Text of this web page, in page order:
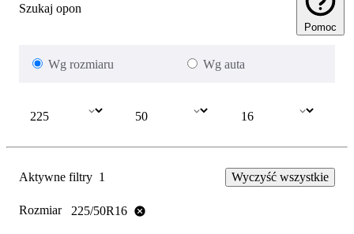
Szukaj opon
Pomoc
Wg rozmiaru Wg auta
Aktywne filtry 1 Wyczyść wszystkie
Rozmiar 225/50R16